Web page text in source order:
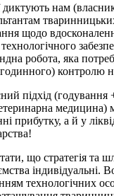
диктують нам
щодо
робота, яка
контролю на
підхід (годування
медицина)
прибутку, а й у
що стратегія та
індивідуальні.
технологічних